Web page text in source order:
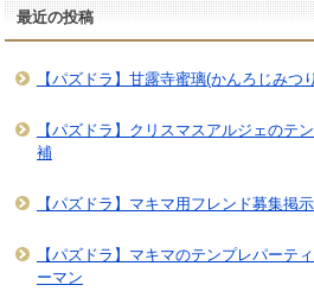
最近の投稿
【パズドラ】甘露寺蜜璃(かんろじみつ
【パズドラ】クリスマスアルジェのテ
補
【パズドラ】マキマ用フレンド募集掲
【パズドラ】マキマのテンプレパーテ
ーマン